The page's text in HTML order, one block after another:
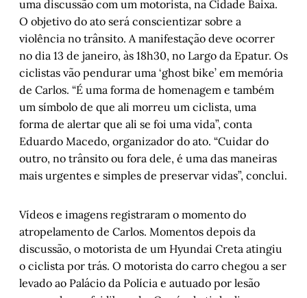
uma discussão com um motorista, na Cidade Baixa.
O objetivo do ato será conscientizar sobre a
violência no trânsito. A manifestação deve ocorrer
no dia 13 de janeiro, às 18h30, no Largo da Epatur. Os
ciclistas vão pendurar uma ‘ghost bike’ em memória
de Carlos. “É uma forma de homenagem e também
um símbolo de que ali morreu um ciclista, uma
forma de alertar que ali se foi uma vida”, conta
Eduardo Macedo, organizador do ato. “Cuidar do
outro, no trânsito ou fora dele, é uma das maneiras
mais urgentes e simples de preservar vidas”, conclui.
Vídeos e imagens registraram o momento do
atropelamento de Carlos. Momentos depois da
discussão, o motorista de um Hyundai Creta atingiu
o ciclista por trás. O motorista do carro chegou a ser
levado ao Palácio da Polícia e autuado por lesão